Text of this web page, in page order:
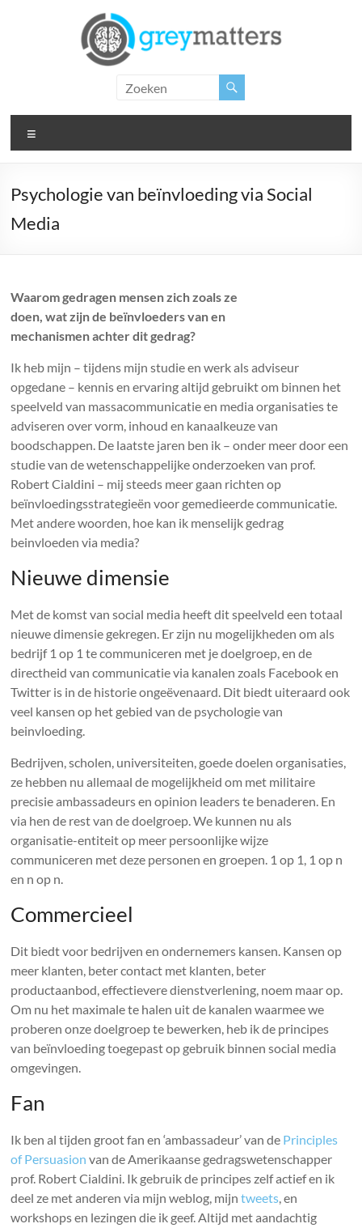
Matters
Insight.
Inspiration.
Psychologie van beïnvloeding via Social
Media
Waarom gedragen mensen zich zoals ze
doen, wat zijn de beïnvloeders van en
mechanismen achter dit gedrag?
Ik heb mijn – tijdens mijn studie en werk als adviseur
opgedane – kennis en ervaring altijd gebruikt om binnen het
speelveld van massacommunicatie en media organisaties te
adviseren over vorm, inhoud en kanaalkeuze van
boodschappen. De laatste jaren ben ik – onder meer door een
studie van de wetenschappelijke onderzoeken van prof.
Robert Cialdini – mij steeds meer gaan richten op
beïnvloedingsstrategieën voor gemedieerde communicatie.
Met andere woorden, hoe kan ik menselijk gedrag
beinvloeden via media?
Nieuwe dimensie
Met de komst van social media heeft dit speelveld een totaal
nieuwe dimensie gekregen. Er zijn nu mogelijkheden om als
bedrijf 1 op 1 te communiceren met je doelgroep, en de
directheid van communicatie via kanalen zoals Facebook en
Twitter is in de historie ongeëvenaard. Dit biedt uiteraard ook
veel kansen op het gebied van de psychologie van
beinvloeding.
Bedrijven, scholen, universiteiten, goede doelen organisaties,
ze hebben nu allemaal de mogelijkheid om met militaire
precisie ambassadeurs en opinion leaders te benaderen. En
via hen de rest van de doelgroep. We kunnen nu als
organisatie-entiteit op meer persoonlijke wijze
communiceren met deze personen en groepen. 1 op 1, 1 op n
en n op n.
Commercieel
Dit biedt voor bedrijven en ondernemers kansen. Kansen op
meer klanten, beter contact met klanten, beter
productaanbod, effectievere dienstverlening, noem maar op.
Om nu het maximale te halen uit de kanalen waarmee we
proberen onze doelgroep te bewerken, heb ik de principes
van beïnvloeding toegepast op gebruik binnen social media
omgevingen.
Fan
Ik ben al tijden groot fan en ‘ambassadeur’ van de Principles
of Persuasion van de Amerikaanse gedragswetenschapper
prof. Robert Cialdini. Ik gebruik de principes zelf actief en ik
deel ze met anderen via mijn weblog, mijntweets, en
workshops en lezingen die ik geef. Altijd met aandachtig